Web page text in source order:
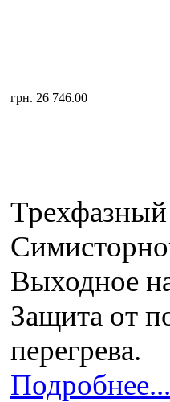
грн. 26 746.00
Выходное
Защита от
перегрева.
Подробнее...